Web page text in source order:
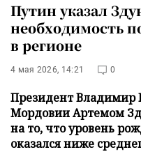
Путин указал
необходимость
в регионе
4 мая 2026, 14:21 0
Президент Владимир
Мордовии Артемом
на то, что уровень
оказался ниже